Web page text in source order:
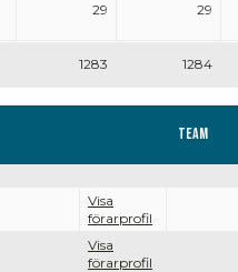
1283 1284
29 29
Team
Visa
förarprofil
Visa
förarprofil